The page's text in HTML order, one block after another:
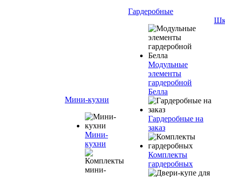
Мини-кухни
Мини-
кухни
Гардеробные
Модульные
элементы
гардеробной
Белла
Гардеробные на
заказ
Комплекты
гардеробных